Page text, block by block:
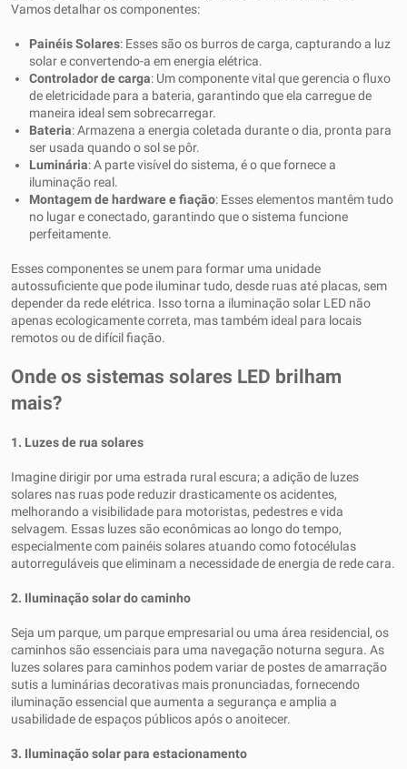
Vamos detalhar os componentes:
Painéis Solares: Esses são os burros de carga, capturando a luz
solar e convertendo-a em energia elétrica.
Controlador de carga: Um componente vital que gerencia o fluxo
de eletricidade para a bateria, garantindo que ela carregue de
maneira ideal sem sobrecarregar.
Bateria: Armazena a energia coletada durante o dia, pronta para
ser usada quando o sol se pôr.
Luminária: A parte visível do sistema, é o que fornece a
iluminação real.
Montagem de hardware e fiação: Esses elementos mantêm tudo
no lugar e conectado, garantindo que o sistema funcione
perfeitamente.
Esses componentes se unem para formar uma unidade
autossuficiente que pode iluminar tudo, desde ruas até placas, sem
depender da rede elétrica. Isso torna a iluminação solar LED não
apenas ecologicamente correta, mas também ideal para locais
remotos ou de difícil fiação.
Onde os sistemas solares LED brilham
mais?
1. Luzes de rua solares
Imagine dirigir por uma estrada rural escura; a adição de luzes
solares nas ruas pode reduzir drasticamente os acidentes,
melhorando a visibilidade para motoristas, pedestres e vida
selvagem. Essas luzes são econômicas ao longo do tempo,
especialmente com painéis solares atuando como fotocélulas
autorreguláveis ​​que eliminam a necessidade de energia de rede cara.
2. Iluminação solar do caminho
Seja um parque, um parque empresarial ou uma área residencial, os
caminhos são essenciais para uma navegação noturna segura. As
luzes solares para caminhos podem variar de postes de amarração
sutis a luminárias decorativas mais pronunciadas, fornecendo
iluminação essencial que aumenta a segurança e amplia a
usabilidade de espaços públicos após o anoitecer.
3. Iluminação solar para estacionamento